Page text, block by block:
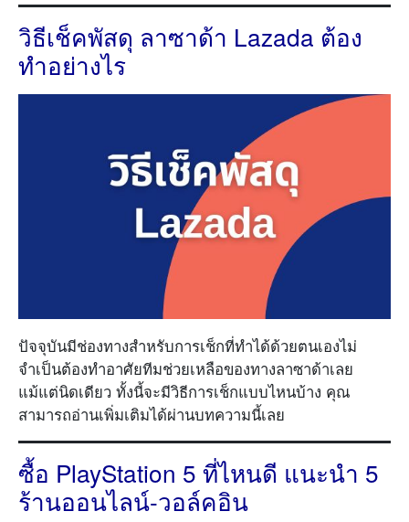
วิธีเช็คพัสดุ ลาซาด้า Lazada ต้อง
ทำอย่างไร
ปัจจุบันมีช่องทางสำหรับการเช็กที่ทำได้ด้วยตนเองไม่
จำเป็นต้องทำอาศัยทีมช่วยเหลือของทางลาซาด้าเลย
แม้แต่นิดเดียว ทั้งนี้จะมีวิธีการเช็กแบบไหนบ้าง คุณ
สามารถอ่านเพิ่มเติมได้ผ่านบทความนี้เลย
ซื้อ PlayStation 5 ที่ไหนดี แนะนำ 5
ร้านออนไลน์-วอล์คอิน